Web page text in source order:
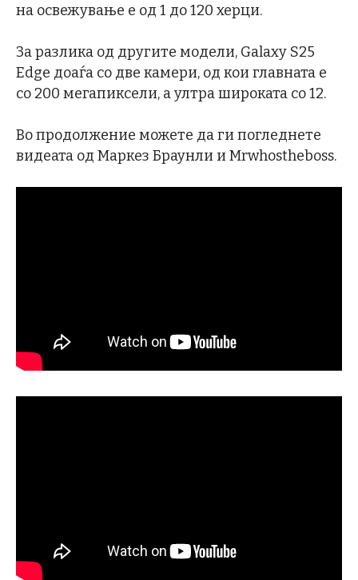
на освежување е од 1 до 120 херци.
За разлика од другите модели, Galaxy S25
Edge доаѓа со две камери, од кои главната е
со 200 мегапиксели, а ултра широката со 12.
Во продолжение можете да ги погледнете
видеата од Маркез Браунли и Mrwhostheboss.